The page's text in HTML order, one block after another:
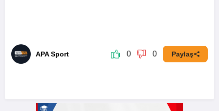
APA Sport 0 0 Paylaş